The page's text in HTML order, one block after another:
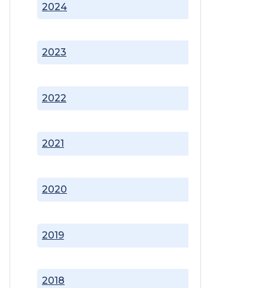
2018
2019
2020
2021
2022
2023
2024